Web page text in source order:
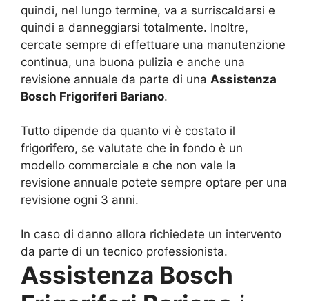
quindi, nel lungo termine, va a surriscaldarsi e
quindi a danneggiarsi totalmente. Inoltre,
cercate sempre di effettuare una manutenzione
continua, una buona pulizia e anche una
revisione annuale da parte di una Assistenza
Bosch Frigoriferi Bariano.
Tutto dipende da quanto vi è costato il
frigorifero, se valutate che in fondo è un
modello commerciale e che non vale la
revisione annuale potete sempre optare per una
revisione ogni 3 anni.
In caso di danno allora richiedete un intervento
da parte di un tecnico professionista.
Assistenza Bosch